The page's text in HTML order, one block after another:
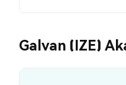
Galvan (IZE)